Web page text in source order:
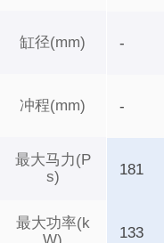
缸径(mm)
冲程(mm)
最大马力(P
s)
最大功率(k
-
-
181
133